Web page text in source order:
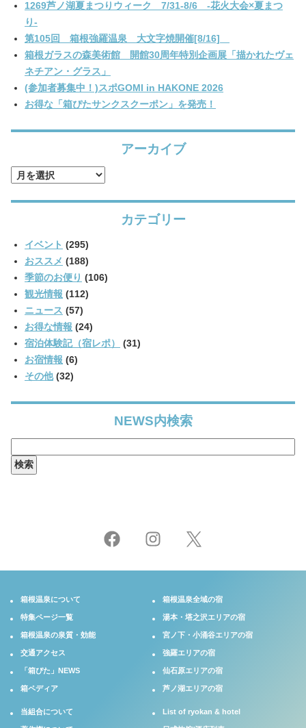
1269芦ノ湖夏まつりウィーク 7/31-8/6 -花火大会×夏まつ
り-
第105回 箱根強羅温泉 大文字焼開催[8/16]
箱根ガラスの森美術館 開館30周年特別企画展「描かれたヴェ
ネチアン・グラス」
(参加者募集中！)スポGOMI in HAKONE 2026
お得な「箱ぴたサンクスクーポン」を発売！
アーカイブ
ア
カテゴリー
イベント (295)
おススメ (188)
季節のお便り (106)
観光情報 (112)
ニュース (57)
お得な情報 (24)
宿泊体験記（宿レポ）
(31)
お宿情報 (6)
その他(32)
NEWS内検索
索:
箱根温泉について
特集ページ一覧
箱根温泉の泉質・効能
交通アクセス
「箱ぴた」NEWS
箱ペディア
箱根温泉全域の宿
湯本・塔之沢エリアの宿
宮ノ下・小涌谷エリアの宿
強羅エリアの宿
仙石原エリアの宿
芦ノ湖エリアの宿
当組合について List of ryokan & hotel